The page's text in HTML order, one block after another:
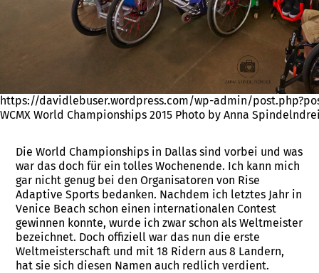
https://davidlebuser.wordpress.com/wp-admin/
WCMX World Championships 2015 Photo by Anna
Die World Championships in Dallas sind vorbei und was
war das doch für ein tolles Wochenende. Ich kann mich
gar nicht genug bei den Organisatoren von Rise
Adaptive Sports bedanken. Nachdem ich letztes Jahr in
Venice Beach schon einen internationalen Contest
gewinnen konnte, wurde ich zwar schon als Weltmeister
bezeichnet. Doch offiziell war das nun die erste
Weltmeisterschaft und mit 18 Ridern aus 8 Landern,
hat sie sich diesen Namen auch redlich verdient.